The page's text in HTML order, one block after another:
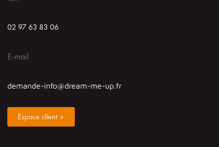
02 97 63 83 06
E-mail
demande-info@dream-me-up.fr
Espace client